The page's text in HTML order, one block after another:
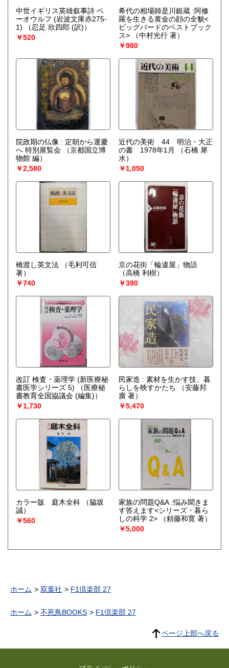
中世イギリス英雄叙事詩 ベ
ーオウルフ (岩波文庫赤275-
1)
（忍足 欣四郎 (訳)）
￥520
希代の相場師是川銀蔵 :阿修
羅を生きる黄金の顔の全貌<
ビッグバードのベストブック
ス>
（中村光行 著）
￥980
院政期の仏像 : 定朝から運慶
へ 特別展覧会
（京都国立博
物館 編）
￥2,580
近代の美術 44 明治・大正
の書 1978年1月
（石橋 犀
水）
￥1,050
橋渡し英文法
（毛利可信
著）
￥740
京の花街「輪違屋」物語
（高橋 利樹）
￥390
改訂 検査・薬理学 (新医療秘
書医学シリーズ 5)
（医療秘
書教育全国協議会 (編集)）
￥1,730
民家造 : 素材を生かす技、暮
らしを映すかたち
（安藤邦
廣 著）
￥5,470
カラー版 庭木全科
（脇坂
誠）
￥560
家族の問題Q&A :悩み聞きま
す答えます<シリーズ・暮ら
しの科学 2>
（頼藤和寛 著）
￥5,000
ホーム 双葉社 F1倶楽部 27
ホーム 不死鳥BOOKS F1倶楽部 27
ページ上部へ戻る